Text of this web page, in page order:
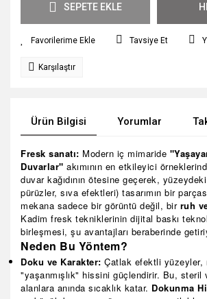
SEPETE EKLE
Tavsiye Et
Karşılaştır
Ürün Bilgisi Yorumlar
Fresk sanatı: Modern iç mimaride
Duvarlar" akımının en etkileyici
duvar kağıdının ötesine geçerek,
pürüzler, sıva efektleri) tasarımın bir
mekana sadece bir görüntü değil, bir ruh
Kadim fresk tekniklerinin dijital baskı
birleşmesi, şu avantajları beraberinde
Neden Bu Yöntem?
Doku ve Karakter: Çatlak efektli yüzeyler,
"yaşanmışlık" hissini güçlendirir. Bu, steril
alanlara anında sıcaklık katar. Dokunma